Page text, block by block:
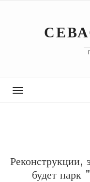
Toggle
Реконструкции,
будет